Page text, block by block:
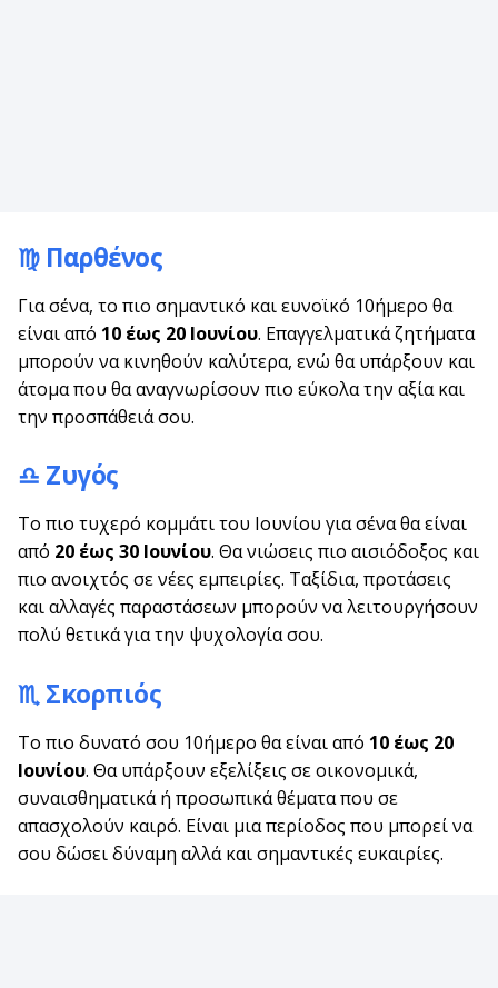
♍ Παρθένος
Για σένα, το πιο σημαντικό και ευνοϊκό 10ήμερο θα
είναι από 10 έως 20 Ιουνίου. Επαγγελματικά ζητήματα
μπορούν να κινηθούν καλύτερα, ενώ θα υπάρξουν και
άτομα που θα αναγνωρίσουν πιο εύκολα την αξία και
την προσπάθειά σου.
♎ Ζυγός
Το πιο τυχερό κομμάτι του Ιουνίου για σένα θα είναι
από 20 έως 30 Ιουνίου. Θα νιώσεις πιο αισιόδοξος και
πιο ανοιχτός σε νέες εμπειρίες. Ταξίδια, προτάσεις
και αλλαγές παραστάσεων μπορούν να λειτουργήσουν
πολύ θετικά για την ψυχολογία σου.
♏ Σκορπιός
Το πιο δυνατό σου 10ήμερο θα είναι από 10 έως 20
Ιουνίου. Θα υπάρξουν εξελίξεις σε οικονομικά,
συναισθηματικά ή προσωπικά θέματα που σε
απασχολούν καιρό. Είναι μια περίοδος που μπορεί να
σου δώσει δύναμη αλλά και σημαντικές ευκαιρίες.